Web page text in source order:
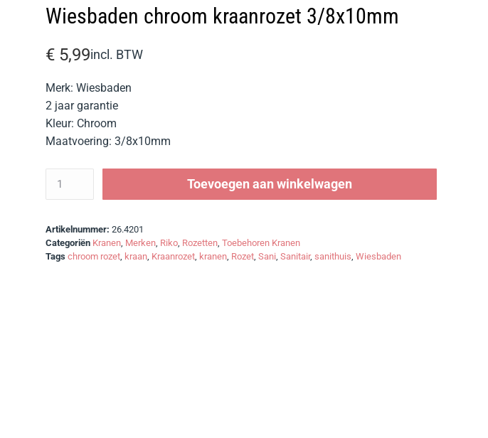
Wiesbaden chroom kraanrozet 3/8x10mm
€ 5,99incl. BTW
Merk: Wiesbaden
2 jaar garantie
Kleur: Chroom
Maatvoering: 3/8x10mm
Toevoegen aan winkelwagen
Artikelnummer: 26.4201
Categoriën Kranen, Merken, Riko, Rozetten, Toebehoren Kranen
Tags chroom rozet, kraan, Kraanrozet, kranen, Rozet, Sani, Sanitair, sanithuis, Wiesbaden